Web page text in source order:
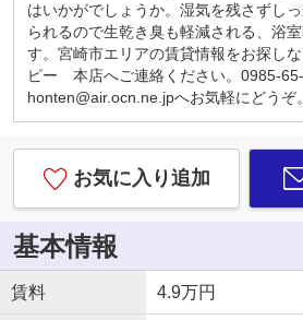
はいかがでしょうか。湿気を残さずし
られるので生乾き臭も軽減される、浴
す。宮崎市エリアの賃貸情報をお探し
ピー 本店へご連絡ください。0985-
honten@air.ocn.ne.jpへお気軽にどうぞ。
お気に入り追加
基本情報
賃料 4.9万円